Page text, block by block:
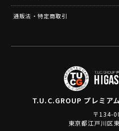
通販法・特定商取引
T.U.C.GROUP プレミア
〒134-
東京都江戸川区